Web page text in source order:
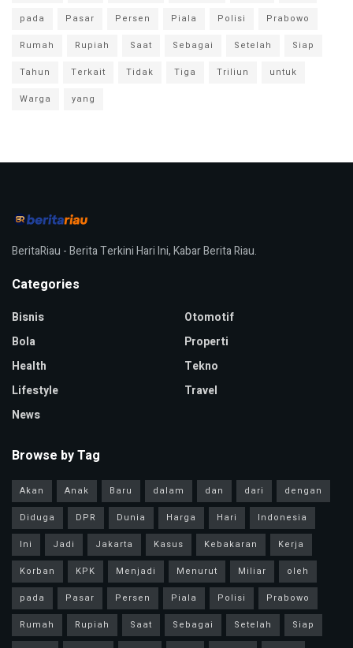
pada
Pasar Persen Piala Polisi
Prabowo
Rumah
Rupiah Saat Sebagai Setelah
Siap
Tahun
Terkait Tidak Tiga Triliun
untuk
Warga
yang
BeritaRiau - Berita Terkini Hari Ini, Kabar Berita Riau.
Categories
Bisnis
Bola
Health
Lifestyle
News
Otomotif
Properti
Tekno
Travel
Browse by Tag
Akan Anak Baru dalam dan dari
dengan
Diduga
DPR Dunia Harga Hari
Indonesia
Ini
Jadi Jakarta Kasus Kebakaran
Kerja
Korban
KPK Menjadi Menurut Miliar
oleh
pada
Pasar Persen Piala Polisi
Prabowo
Rumah
Rupiah Saat Sebagai Setelah
Siap